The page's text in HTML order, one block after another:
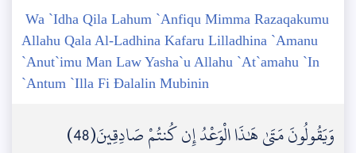
Wa `Idha Qila Lahum `Anfiqu Mimma Razaqakumu
Allahu Qala Al-Ladhina Kafaru Lilladhina `Amanu
`Anut`imu Man Law Yasha`u Allahu `At`amahu `In
`Antum `Illa Fi Đalalin Mubinin
وَيَقُولُونَ مَتَىٰ هَٰذَا الْوَعْدُ إِن كُنتُمْ صَادِقِينَ(48)